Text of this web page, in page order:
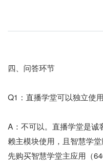
四、问答环节
Q1：直播学堂可以独立使
A：不可以。直播学堂是诚
赖主模块使用，且智慧学
先购买智慧学堂主应用（